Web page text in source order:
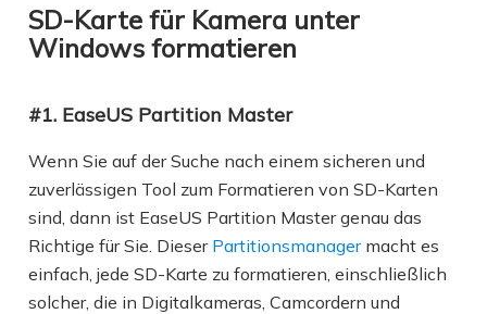
SD-Karte für Kamera unter
Windows formatieren
#1. EaseUS Partition Master
Wenn Sie auf der Suche nach einem sicheren und
zuverlässigen Tool zum Formatieren von SD-Karten
sind, dann ist EaseUS Partition Master genau das
Richtige für Sie. Dieser Partitionsmanagermacht es
einfach, jede SD-Karte zu formatieren, einschließlich
solcher, die in Digitalkameras, Camcordern und